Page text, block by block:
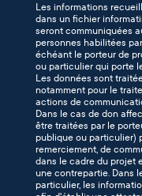
Les informations
dans un fichier
seront communiquées
personnes habilitées
échéant le porteur de
ou particulier qui porte
Les données sont
notamment pour le
actions de
Dans le cas de don
être traitées par le
publique ou particulier)
remerciement, de
dans le cadre du projet
une contrepartie. Dans
particulier, les